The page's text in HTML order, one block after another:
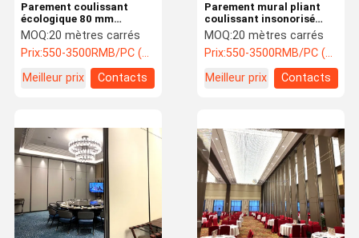
Parement coulissant
écologique 80 mm
d'épaisseur
MOQ:20 mètres carrés
Prix:550-3500RMB/PC (FOB) Tax Not Included
Meilleur prix
Contacts
Parement mural pliant
coulissant insonorisé
personnalisé classe A
MOQ:20 mètres carrés
Prix:550-3500RMB/PC (FOB) Tax Not Included
Meilleur prix
Contacts